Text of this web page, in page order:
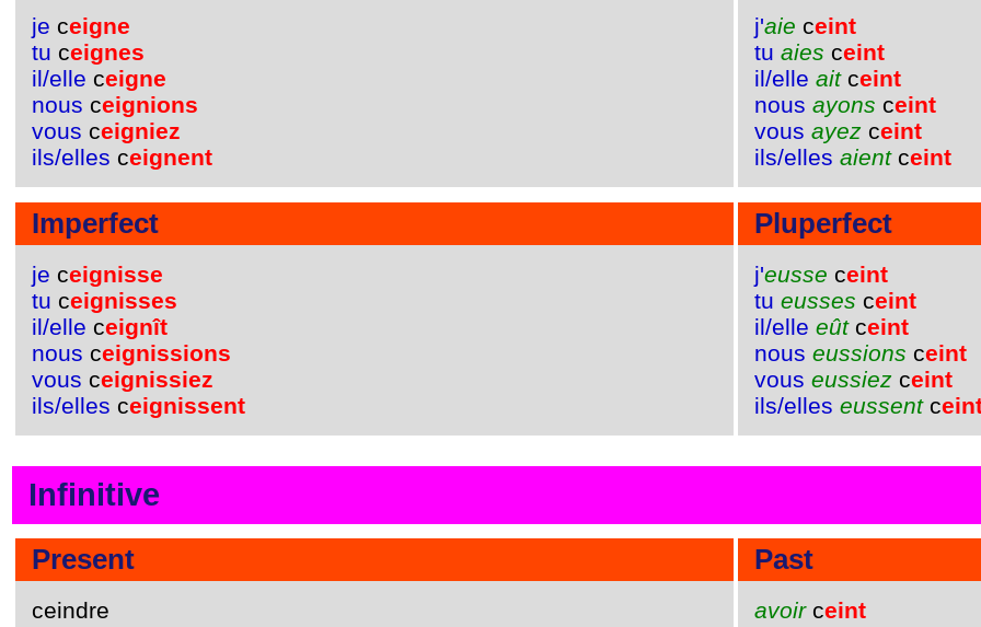
je ceigne
tu ceignes
il/elle ceigne
nous ceignions
vous ceigniez
ils/elles ceignent
j'aie ceint
tu aies ceint
il/elle aitceint
nous ayons ceint
vous ayez ceint
ils/elles aientceint
Imperfect
je ceignisse
tu ceignisses
il/elle ceignît
nous ceignissions
vous ceignissiez
ils/elles ceignissent
Pluperfect
j'eusse ceint
tu eusses ceint
il/elle eûtceint
nous eussions ceint
vous eussiez ceint
ils/elles eussentc
Infinitive
Present
ceindre
Past
avoirceint